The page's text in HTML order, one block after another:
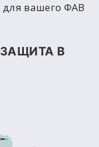
для вашего ФАВ
В